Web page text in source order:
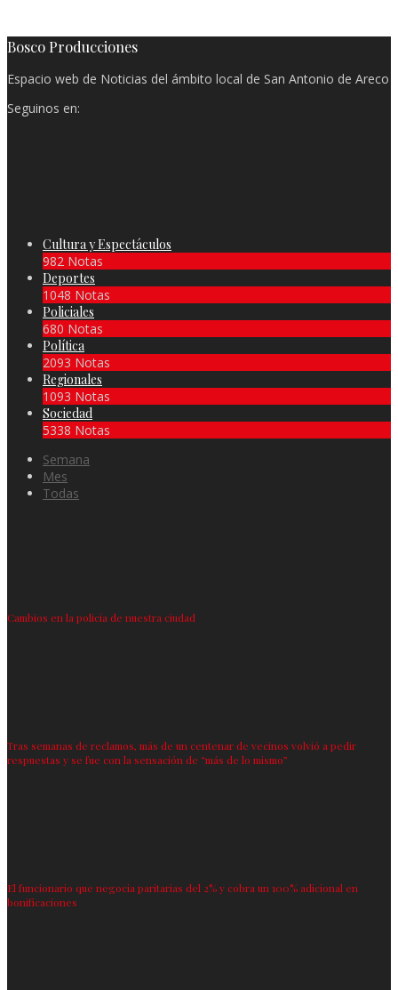
Bosco Producciones
Espacio web de Noticias del ámbito local de San Antonio de Areco
Seguinos en:
Cultura y Espectáculos
982 Notas
Deportes
1048 Notas
Policiales
680 Notas
Política
2093 Notas
Regionales
1093 Notas
Sociedad
5338 Notas
Semana
Mes
Todas
Cambios en la policía de nuestra ciudad
Tras semanas de reclamos, más de un centenar de vecinos volvió a pedir
respuestas y se fue con la sensación de “más de lo mismo”
El funcionario que negocia paritarias del 2% y cobra un 100% adicional en
bonificaciones